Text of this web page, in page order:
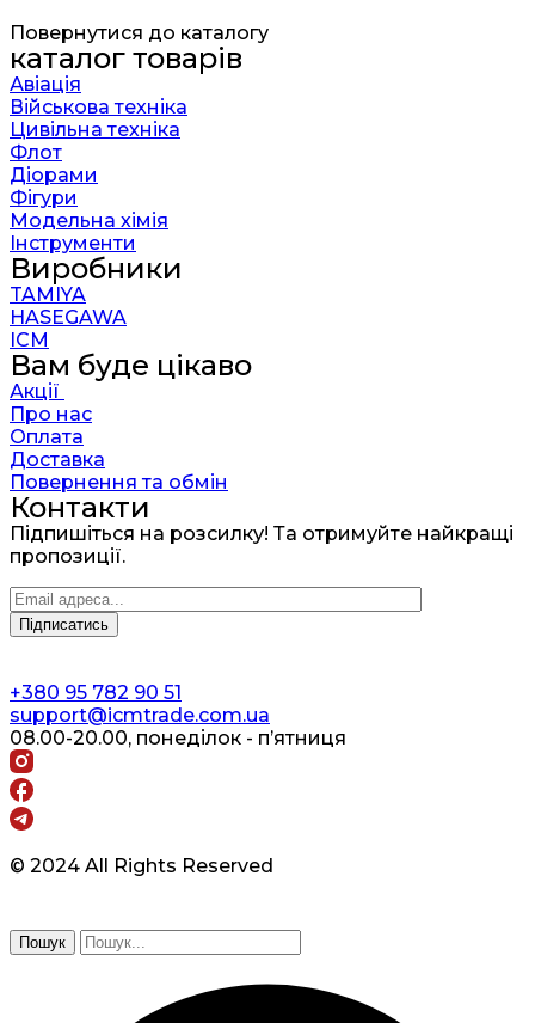
Повернутися до каталогу
каталог товарів
Авіація
Військова техніка
Цивільна техніка
Флот
Діорами
Фігури
Модельна хімія
Інструменти
Виробники
TAMIYA
HASEGAWA
ICM
Вам буде цікаво
Акції
Про нас
Оплата
Доставка
Повернення та обмін
Контакти
Підпишіться на розсилку! Та отримуйте найкращі
пропозиції.
+380 95 782 90 51
support@icmtrade.com.ua
08.00-20.00, понеділок - п’ятниця
© 2024 All Rights Reserved
Пошук